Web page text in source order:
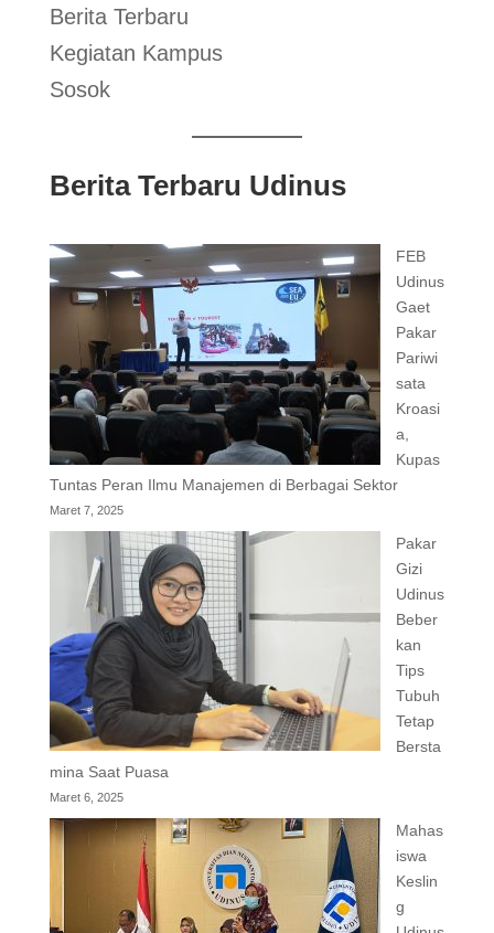
Berita Terbaru
Kegiatan Kampus
Sosok
Berita Terbaru Udinus
FEB
Udinus
Gaet
Pakar
Pariwi
sata
Kroasi
a,
Kupas
Tuntas Peran Ilmu Manajemen di Berbagai Sektor
Maret 7, 2025
Pakar
Gizi
Udinus
Beber
kan
Tips
Tubuh
Tetap
Bersta
mina Saat Puasa
Maret 6, 2025
Mahas
iswa
Keslin
g